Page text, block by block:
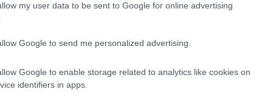
my user data to be sent to Google for online advertising
Google to send me personalized advertising.
Google to enable storage related to analytics like cookies on
identifiers in apps.
és közműhálózatának fejlesztése
Látlelet a hazai víziközművekről?